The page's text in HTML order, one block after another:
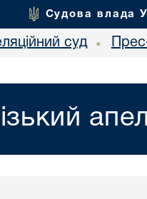
Судова влада
суд •